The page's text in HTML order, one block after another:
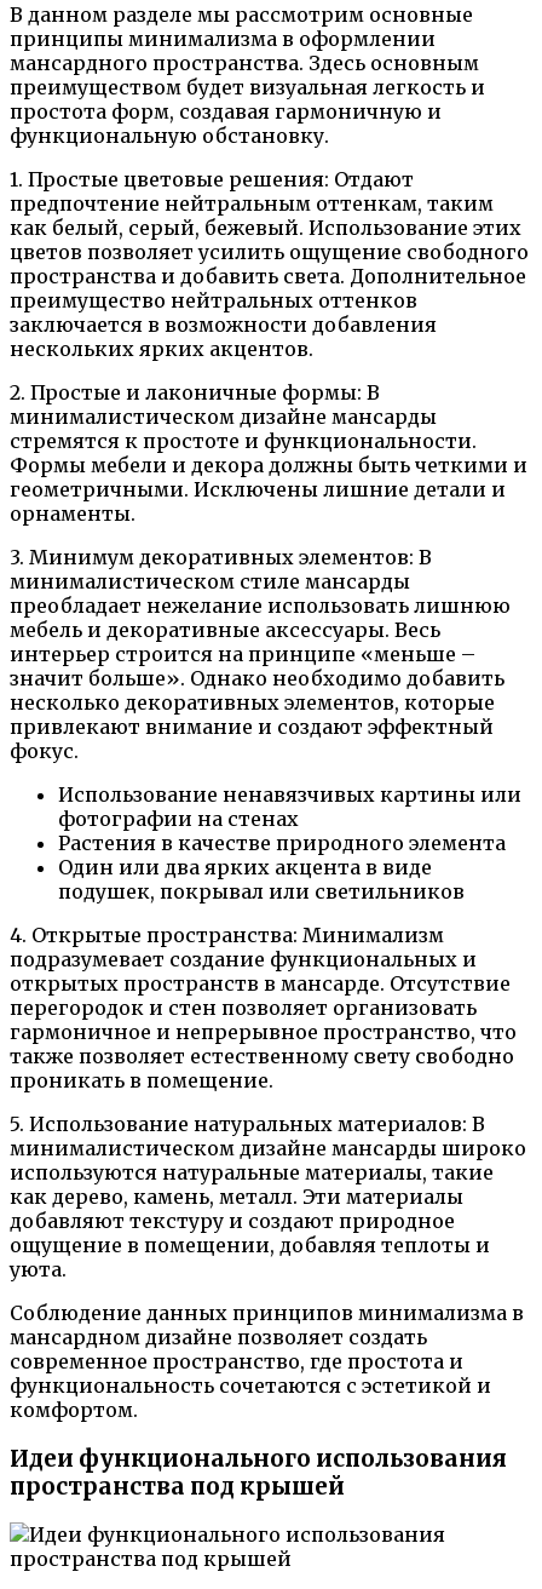
В данном разделе мы рассмотрим основные
принципы минимализма в оформлении
мансардного пространства. Здесь основным
преимуществом будет визуальная легкость и
простота форм, создавая гармоничную и
функциональную обстановку.
1. Простые цветовые решения: Отдают
предпочтение нейтральным оттенкам, таким
как белый, серый, бежевый. Использование этих
цветов позволяет усилить ощущение свободного
пространства и добавить света. Дополнительное
преимущество нейтральных оттенков
заключается в возможности добавления
нескольких ярких акцентов.
2. Простые и лаконичные формы: В
минималистическом дизайне мансарды
стремятся к простоте и функциональности.
Формы мебели и декора должны быть четкими и
геометричными. Исключены лишние детали и
орнаменты.
3. Минимум декоративных элементов: В
минималистическом стиле мансарды
преобладает нежелание использовать лишнюю
мебель и декоративные аксессуары. Весь
интерьер строится на принципе «меньше –
значит больше». Однако необходимо добавить
несколько декоративных элементов, которые
привлекают внимание и создают эффектный
фокус.
Использование ненавязчивых картины или
фотографии на стенах
Растения в качестве природного элемента
Один или два ярких акцента в виде
подушек, покрывал или светильников
4. Открытые пространства: Минимализм
подразумевает создание функциональных и
открытых пространств в мансарде. Отсутствие
перегородок и стен позволяет организовать
гармоничное и непрерывное пространство, что
также позволяет естественному свету свободно
проникать в помещение.
5. Использование натуральных материалов: В
минималистическом дизайне мансарды широко
используются натуральные материалы, такие
как дерево, камень, металл. Эти материалы
добавляют текстуру и создают природное
ощущение в помещении, добавляя теплоты и
уюта.
Соблюдение данных принципов минимализма в
мансардном дизайне позволяет создать
современное пространство, где простота и
функциональность сочетаются с эстетикой и
комфортом.
Идеи функционального использования
пространства под крышей